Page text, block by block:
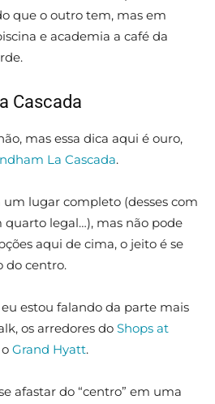
que o outro tem, mas em
e academia a café da
Cascada
mas essa dica aqui é ouro,
La Cascada.
um lugar completo (desses com
quarto legal…), mas não pode
aqui de cima, o jeito é se
do centro.
estou falando da parte mais
os arredores do Shops at
Grand Hyatt.
afastar do “centro” em uma